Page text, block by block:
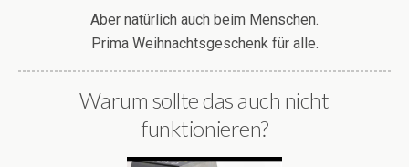
Aber natürlich auch beim Menschen.
Prima Weihnachtsgeschenk für alle.
Warum sollte das auch nicht
funktionieren?